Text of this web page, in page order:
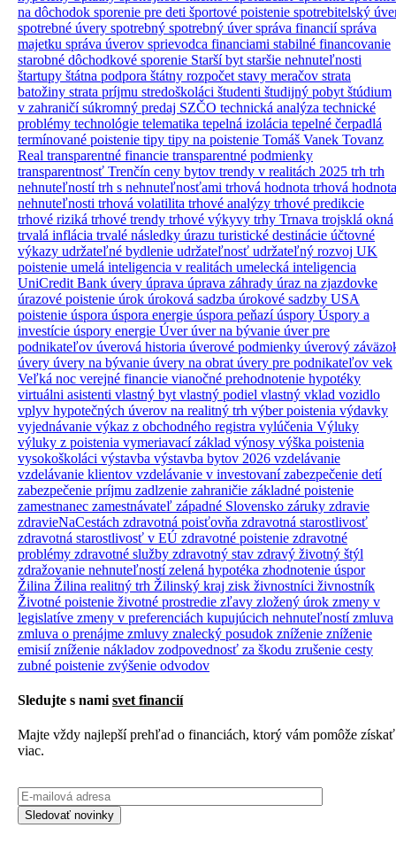
na dôchodok sporenie pre deti športové poistenie spotrebitelský
spotrebné úvery spotrebný spotrebný úverspráva financiíspráva
majetku správa úverov sprievodca financiami stabilné financovanie
starobné dôchodkové sporenie Starší byt staršie nehnuteľnosti
štartupy štátna podpora štátny rozpočet stavy meračov strata
batožiny strata príjmu stredoškoláci študenti študijný pobyt štúdium
v zahraničísúkromný predaj SZČO technická analýza technické
problémy technológie telematika tepelná izolácia tepelné čerpadlá
termínované poistenie tipy tipy na poistenie Tomáš Vanek Tovanz
Real transparentné financie transparentné podmienky
transparentnosť Trenčín ceny bytov trendy v realitách 2025 trh trh
nehnuteľnostítrh s nehnuteľnosťami trhová hodnota trhová hodnota
nehnuteľnosti trhová volatilita trhové analýzy trhové predikcie
trhové riziká trhové trendy trhové výkyvy trhy Trnava trojsklá okná
trvalá inflácia trvalé následky úrazu turistické destinácie účtovné
výkazy udržateľné bydlenie udržateľnosť udržateľný rozvoj UK
poistenie umelá inteligencia v realitách umelecká inteligencia
UniCredit Bank úvery úprava úprava záhrady úraz na zjazdovke
úrazové poistenie úrok úroková sadzba úrokové sadzby USA
poistenie úspora úspora energie úspora peňazíúspory Úspory a
investície úspory energie Úverúver na bývanie úver pre
podnikateľov úverová historia úverové podmienky úverový
úvery úvery na bývanie úvery na obrat úvery pre podnikateľov vek
Veľká noc verejné financie vianočné prehodnotenie hypotéky
virtuálni asistenti vlastný byt vlastný podiel vlastný vklad vozidlo
vplyv hypotečných úverov na realitný trh výber poistenia výdavky
vyjednávanie výkaz z obchodného registra vylúčenia Výluky
výluky z poistenia vymeriavací základ výnosy výška poistenia
vysokoškoláci výstavba výstavba bytov 2026 vzdelávanie
vzdelávanie klientov vzdelávanie v investovanízabezpečenie detí
zabezpečenie príjmu zadlzenie zahraničie základné poistenie
zamestnanec zamestnávateľ západné Slovensko záruky zdravie
zdravieNaCestách zdravotná poisťovňa zdravotná starostlivosť
zdravotná starostlivosť v EÚ zdravotné poistenie zdravotné
problémy zdravotné služby zdravotný stav zdravý životný štýl
zdražovanie nehnuteľnostízelená hypotéka zhodnotenie úspor
Žilina Žilina realitný trh Žilinský kraj zisk živnostníci živnostník
Životné poistenie životné prostredie zľavy zložený úrok zmeny v
legislatíve zmeny v preferenciách kupujúcich nehnuteľnostízmluva
zmluva o prenájme zmluvy znalecký posudok zníženie zníženie
emisiízníženie nákladov zodpovednosť za škodu zrušenie cesty
zubné poistenie zvýšenie odvodov
Sledujte s nami svet financií
Majte vždy najlepší prehľad o financiách, ktorý vám pomôže získať
viac.
Sledovať novinky